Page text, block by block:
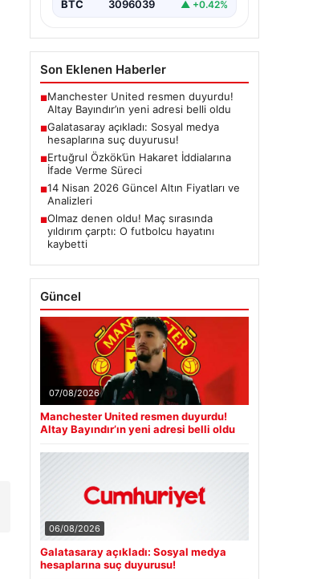
BTC 3096039 ▲ +0.42%
Son Eklenen Haberler
■Manchester United resmen duyurdu!
Altay Bayındır’ın yeni adresi belli oldu
■Galatasaray açıkladı: Sosyal medya
hesaplarına suç duyurusu!
■Ertuğrul Özkök’ün Hakaret İddialarına
İfade Verme Süreci
■14 Nisan 2026 Güncel Altın Fiyatları ve
Analizleri
■Olmaz denen oldu! Maç sırasında
yıldırım çarptı: O futbolcu hayatını
kaybetti
Güncel
07/08/2026
Manchester United resmen duyurdu!
Altay Bayındır’ın yeni adresi belli oldu
06/08/2026
Galatasaray açıkladı: Sosyal medya
hesaplarına suç duyurusu!